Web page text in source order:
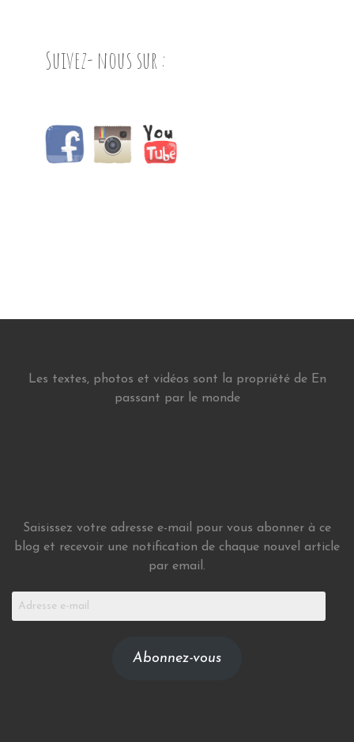
Suivez- nous sur :
Les textes, photos et vidéos sont la propriété de En
passant par le monde
Saisissez votre adresse e-mail pour vous abonner à ce
blog et recevoir une notification de chaque nouvel article
par email.
Adresse
Abonnez-vous